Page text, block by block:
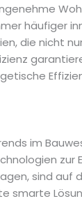
häufiger
die nicht
im
zur
sind auf
smarte